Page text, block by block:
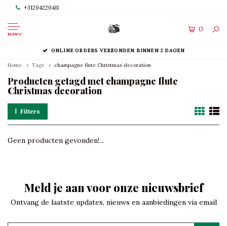
+31204220411
MENU
0
ONLINE ORDERS VERZONDEN BINNEN 2 DAGEN
Home Tags champagne flute Christmas decoration
Producten getagd met champagne flute
Christmas decoration
Filters
Geen producten gevonden!...
Meld je aan voor onze nieuwsbrief
Ontvang de laatste updates, nieuws en aanbiedingen via email